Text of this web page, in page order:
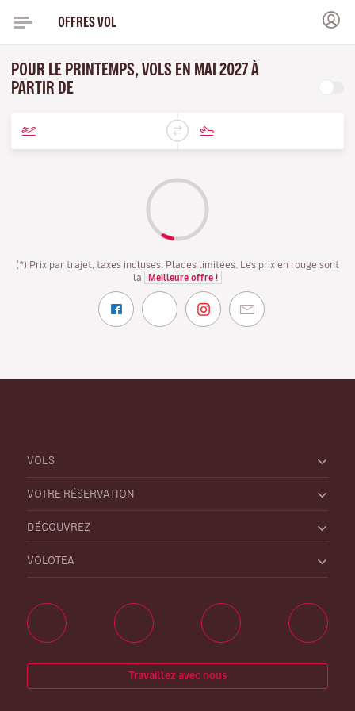
OFFRES VOL
POUR LE PRINTEMPS, VOLS EN MAI 2027 À
PARTIR DE
(*) Prix par trajet, taxes incluses. Places limitées. Les prix en rouge sont
la
Meilleure offre !
VOLS
VOTRE RÉSERVATION
DÉCOUVREZ
VOLOTEA
Travaillez avec nous